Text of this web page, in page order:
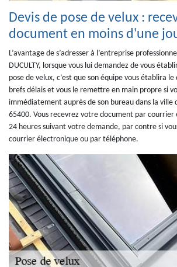
Devis de pose de velux :
document en moins d'une
L’avantage de s’adresser à l’entreprise
DUCULTY, lorsque vous lui demandez de vous
pose de velux, c’est que son équipe vous établira
brefs délais et vous le remettre en main propre si
immédiatement auprès de son bureau dans la ville
65400. Vous recevrez votre document par courrier
24 heures suivant votre demande, par contre si
courrier électronique ou par téléphone.